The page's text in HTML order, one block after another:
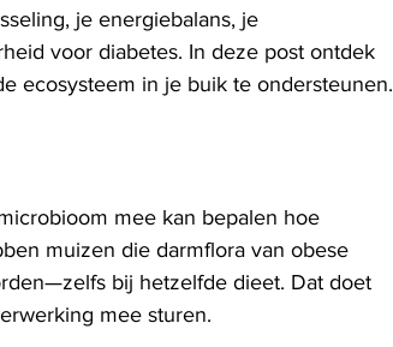
je energiebalans, je
voor diabetes. In deze post ontdek
ecosysteem in je buik te ondersteunen.
mee kan bepalen hoe
muizen die darmflora van obese
bij hetzelfde dieet. Dat doet
mee sturen.